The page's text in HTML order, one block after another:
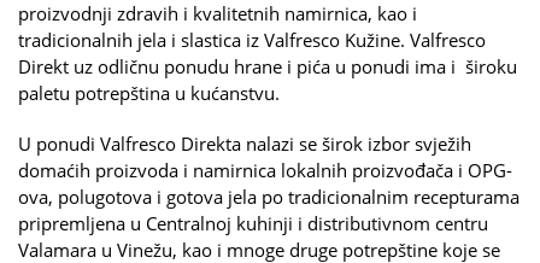
proizvodnji zdravih i kvalitetnih namirnica, kao i
tradicionalnih jela i slastica iz Valfresco Kužine. Valfresco
Direkt uz odličnu ponudu hrane i pića u ponudi ima i široku
paletu potrepština u kućanstvu.
U ponudi Valfresco Direkta nalazi se širok izbor svježih
domaćih proizvoda i namirnica lokalnih proizvođača i OPG-
ova, polugotova i gotova jela po tradicionalnim recepturama
pripremljena u Centralnoj kuhinji i distributivnom centru
Valamara u Vinežu, kao i mnoge druge potrepštine koje se